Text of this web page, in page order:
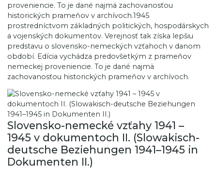
proveniencie. To je dané najmä zachovanosťou
historických prameňov v archívoch.1945
prostredníctvom základných politických, hospodárskych
a vojenských dokumentov. Verejnosť tak získa lepšiu
predstavu o slovensko-nemeckých vzťahoch v danom
období. Edícia vychádza predovšetkým z prameňov
nemeckej proveniencie. To je dané najmä
zachovanosťou historických prameňov v archívoch.
Slovensko-nemecké vzťahy 1941 –
1945 v dokumentoch II. (Slowakisch-
deutsche Beziehungen 1941–1945 in
Dokumenten II.)